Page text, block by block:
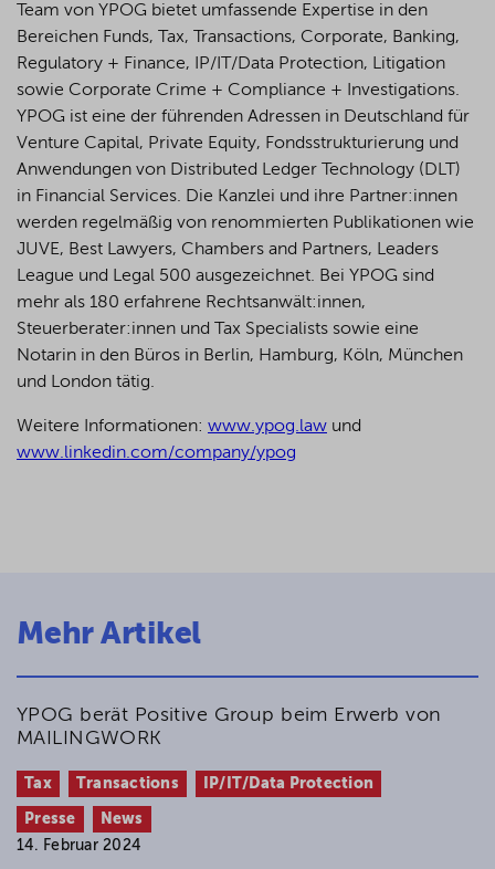
Team von YPOG bietet umfassende Expertise in den
Bereichen Funds, Tax, Transactions, Corporate, Banking,
Regulatory + Finance, IP/IT/Data Protection, Litigation
sowie Corporate Crime + Compliance + Investigations.
YPOG ist eine der führenden Adressen in Deutschland für
Venture Capital, Private Equity, Fondsstrukturierung und
Anwendungen von Distributed Ledger Technology (DLT)
in Financial Services. Die Kanzlei und ihre Partner:innen
werden regelmäßig von renommierten Publikationen wie
JUVE, Best Lawyers, Chambers and Partners, Leaders
League und Legal 500 ausgezeichnet. Bei YPOG sind
mehr als 180 erfahrene Rechtsanwält:innen,
Steuerberater:innen und Tax Specialists sowie eine
Notarin in den Büros in Berlin, Hamburg, Köln, München
und London tätig.
Weitere Informationen: www.ypog.law und
www.linkedin.com/company/ypog
Mehr Artikel
YPOG berät Positive Group beim Erwerb von
MAILINGWORK
Tax Transactions IP/IT/Data Protection
Presse
News
14. Februar 2024